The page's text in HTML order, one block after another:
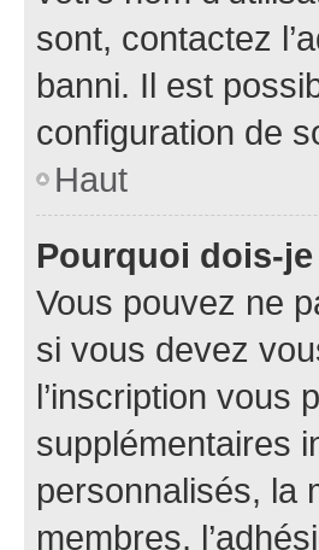
sont, contactez
banni. Il est
configuration de
Haut
Pourquoi dois-
Vous pouvez ne
si vous devez
l’inscription vous
supplémentaires
personnalisés, la
membres,